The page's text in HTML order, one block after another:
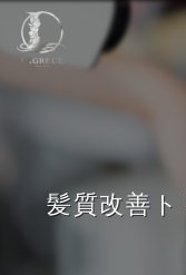
髪質改善